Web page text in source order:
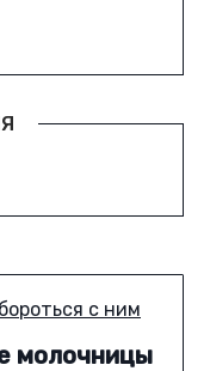
молочницы